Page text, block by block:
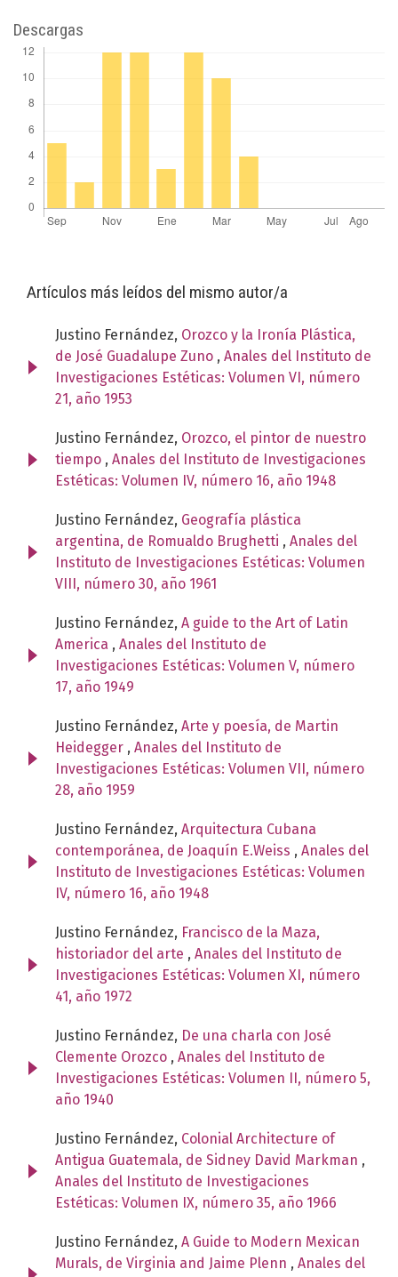
Descargas
Artículos más leídos del mismo autor/a
Justino Fernández, Orozco y la Ironía Plástica,
de José Guadalupe Zuno , Anales del Instituto de
Investigaciones Estéticas: Volumen VI, número
21, año 1953
Justino Fernández, Orozco, el pintor de nuestro
tiempo , Anales del Instituto de Investigaciones
Estéticas: Volumen IV, número 16, año 1948
Justino Fernández, Geografía plástica
argentina, de Romualdo Brughetti , Anales del
Instituto de Investigaciones Estéticas: Volumen
VIII, número 30, año 1961
Justino Fernández, A guide to the Art of Latin
America , Anales del Instituto de
Investigaciones Estéticas: Volumen V, número
17, año 1949
Justino Fernández, Arte y poesía, de Martin
Heidegger , Anales del Instituto de
Investigaciones Estéticas: Volumen VII, número
28, año 1959
Justino Fernández, Arquitectura Cubana
contemporánea, de Joaquín E.Weiss , Anales del
Instituto de Investigaciones Estéticas: Volumen
IV, número 16, año 1948
Justino Fernández, Francisco de la Maza,
historiador del arte , Anales del Instituto de
Investigaciones Estéticas: Volumen XI, número
41, año 1972
Justino Fernández, De una charla con José
Clemente Orozco , Anales del Instituto de
Investigaciones Estéticas: Volumen II, número 5,
año 1940
Justino Fernández, Colonial Architecture of
Antigua Guatemala, de Sidney David Markman ,
Anales del Instituto de Investigaciones
Estéticas: Volumen IX, número 35, año 1966
Justino Fernández, A Guide to Modern Mexican
Murals, de Virginia and Jaime Plenn , Anales del